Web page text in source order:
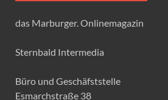
das Marburger. Onlinemagazin
Sternbald Intermedia
Büro und Geschäfststelle
Esmarchstraße 38